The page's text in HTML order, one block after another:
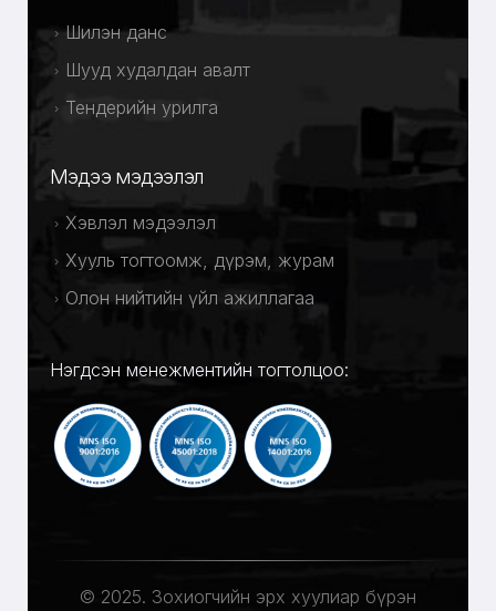
Шилэн данс
Шууд худалдан авалт
Тендерийн урилга
Мэдээ мэдээлэл
Хэвлэл мэдээлэл
Хууль тогтоомж, дүрэм, журам
Олон нийтийн үйл ажиллагаа
Нэгдсэн менежментийн тогтолцоо:
© 2025. Зохиогчийн эрх хуулиар бүрэн